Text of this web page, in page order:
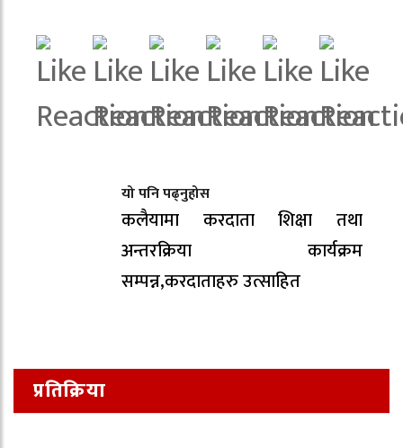
यो पनि पढ्नुहोस
कलैयामा करदाता शिक्षा तथा
अन्तरक्रिया कार्यक्रम
सम्पन्न,करदाताहरु उत्साहित
प्रतिक्रिया